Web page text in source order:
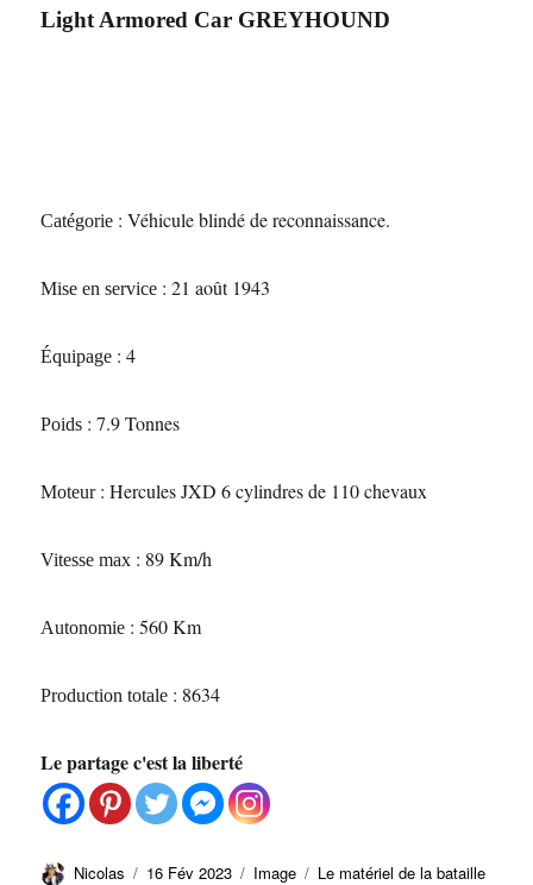
Light Armored Car GREYHOUND
Catégorie : Véhicule blindé de reconnaissance.
Mise en service : 21 août 1943
Équipage : 4
Poids : 7.9 Tonnes
Moteur: Hercules JXD 6 cylindres de 110 chevaux
Vitesse max : 89 Km/h
Autonomie : 560 Km
Production totale : 8634
Le partage c'est la liberté
Auteur
Nicolas
Publié
16 Fév 2023 Format
Image Catégories
Le matériel de la bataille